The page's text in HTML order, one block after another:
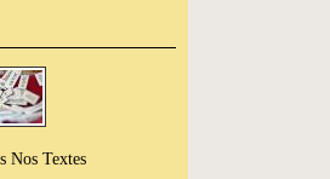
Nos Textes